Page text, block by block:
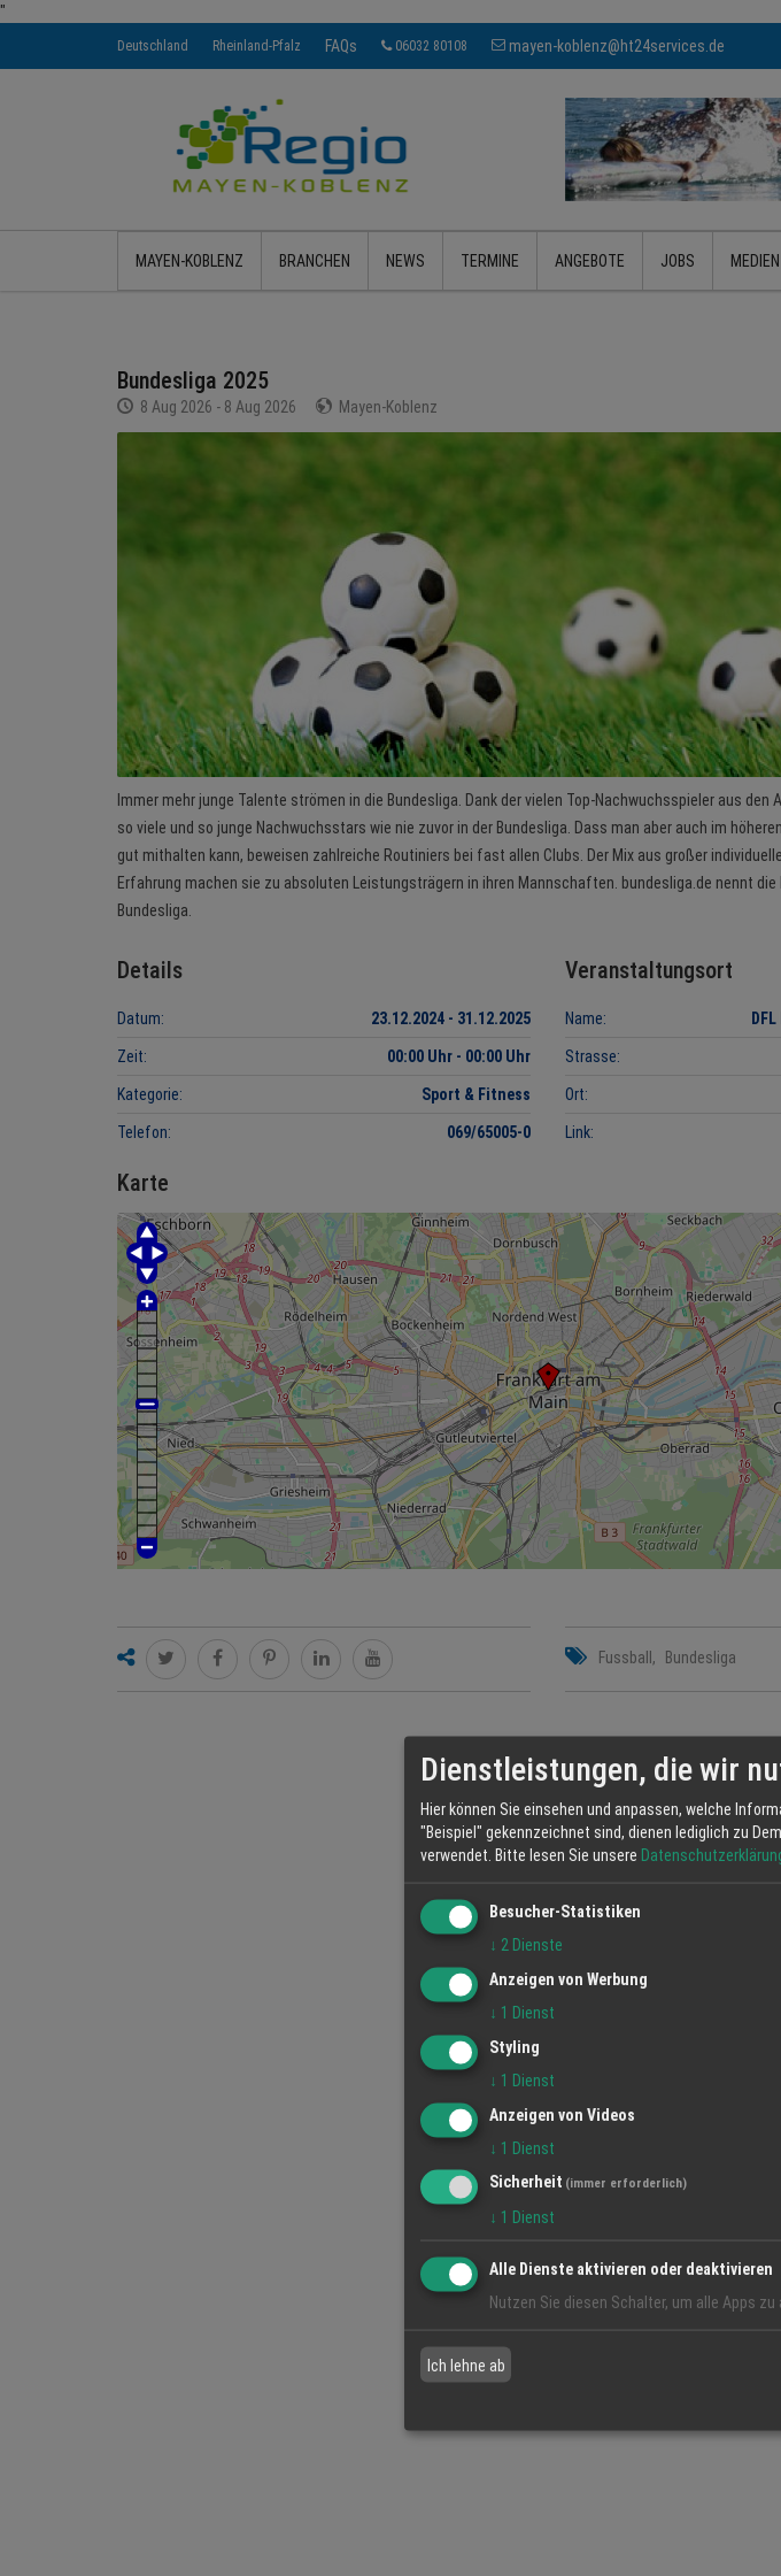
"
Deutschland Rheinland-Pfalz FAQs 06032 80108 mayen-koblenz@ht24services.de
MAYEN-KOBLENZ BRANCHEN NEWS TERMINE ANGEBOTE JOBS MEDIEN
Bundesliga 2025
8 Aug 2026 - 8 Aug 2026 Mayen-Koblenz
Immer mehr junge Talente strömen in die Bundesliga. Dank der vielen Top-Nachwuchsspieler aus den
so viele und so junge Nachwuchsstars wie nie zuvor in der Bundesliga. Dass man aber auch im
gut mithalten kann, beweisen zahlreiche Routiniers bei fast allen Clubs. Der Mix aus großer
Erfahrung machen sie zu absoluten Leistungsträgern in ihren Mannschaften. bundesliga.de nennt die
Bundesliga.
Details
Datum: 23.12.2024 - 31.12.2025
Zeit: 00:00 Uhr - 00:00 Uhr
Kategorie: Sport & Fitness
Telefon: 069/65005-0
Veranstaltungsort
Name:
Strasse:
Ort:
Link:
Karte
Fussball Bundesliga
Dienstleistungen, die wir
Hier können Sie einsehen und anpassen, welche
"Beispiel" gekennzeichnet sind, dienen lediglich zu
verwendet. Bitte lesen Sie unsere
Besucher-Statistiken
↓ 2 Dienste
Anzeigen von Werbung
↓ 1 Dienst
Styling
↓ 1 Dienst
Anzeigen von Videos
↓ 1 Dienst
Sicherheit (immer erforderlich)
↓ 1 Dienst
Alle Dienste aktivieren oder deaktivieren
Nutzen Sie diesen Schalter, um alle Apps
Ich lehne ab